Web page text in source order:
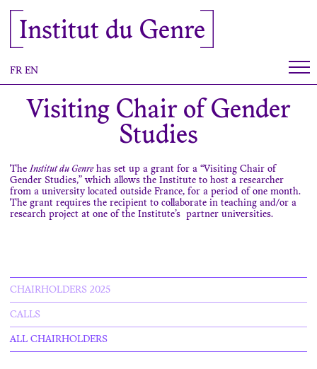
Institut du Genre
FR EN
CHAIRHOLDERS 2025
CALLS
ALL CHAIRHOLDERS
Visiting Chair of Gender
Studies
TheInstitut du Genrehas set up a grant for a “Visiting Chair of
Gender Studies,” which allows the Institute to host a researcher
from a university located outside France, for a period of one month.
The grant requires the recipient to collaborate in teaching and/or a
research project at one of the Institute’s partner universities.